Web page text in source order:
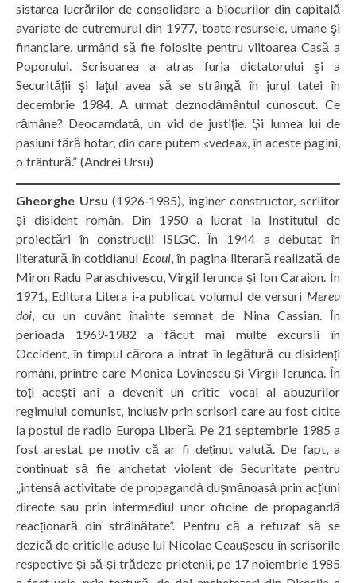
sistarea lucrărilor de consolidare a blocurilor din capitală
avariate de cutremurul din 1977, toate resursele, umane şi
financiare, urmând să fie folosite pentru viitoarea Casă a
Poporului. Scrisoarea a atras furia dictatorului şi a
Securităţii şi laţul avea să se strângă în jurul tatei în
decembrie 1984. A urmat deznodământul cunoscut. Ce
rămâne? Deocamdată, un vid de justiţie. Şi lumea lui de
pasiuni fără hotar, din care putem «vedea», în aceste pagini,
o frântură.” (Andrei Ursu)
Gheorghe Ursu (1926‑1985), inginer constructor, scriitor
și disident român. Din 1950 a lucrat la Institutul de
proiectări în construcții ISLGC. În 1944 a debutat în
literatură în cotidianul Ecoul, în pagina literară realizată de
Miron Radu Paraschivescu, Virgil Ierunca și Ion Caraion. În
1971, Editura Litera i‑a publicat volumul de versuri Mereu
doi, cu un cuvânt înainte semnat de Nina Cassian. În
perioada 1969‑1982 a făcut mai multe excursii în
Occident, în timpul cărora a intrat în legătură cu disidenți
români, printre care Monica Lovinescu și Virgil Ierunca. În
toți acești ani a devenit un critic vocal al abuzurilor
regimului comunist, inclusiv prin scrisori care au fost citite
la postul de radio Europa Liberă. Pe 21 septembrie 1985 a
fost arestat pe motiv că ar fi deținut valută. De fapt, a
continuat să fie anchetat violent de Securitate pentru
„intensă activitate de propagandă dușmănoasă prin acțiuni
directe sau prin intermediul unor oficine de propagandă
reacționară din străinătate”. Pentru că a refuzat să se
dezică de criticile aduse lui Nicolae Ceaușescu în scrisorile
respective și să‑și trădeze prietenii, pe 17 noiembrie 1985